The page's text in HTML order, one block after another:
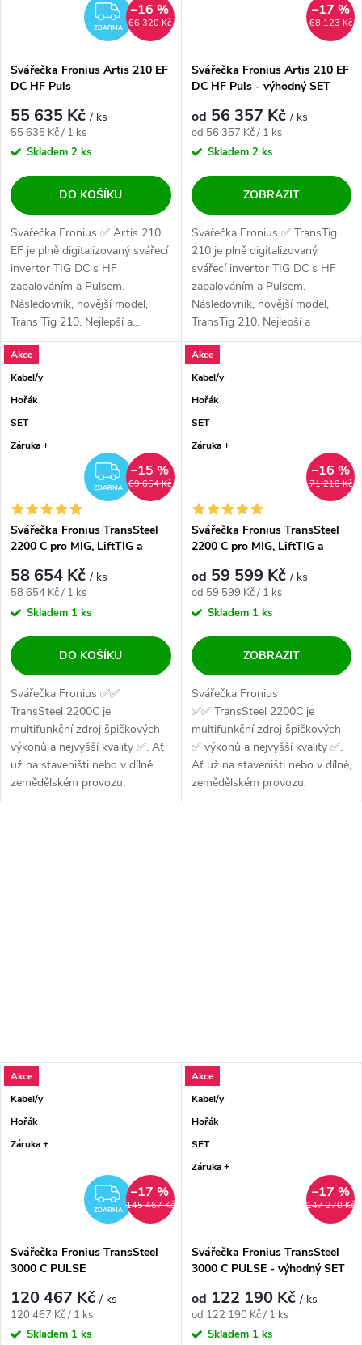
ZDARMA
ZDARMA 66 320 Kč
–16 %
Svářečka Fronius Artis 210 EF
DC HF Puls
55 635 Kč/ ks
Měrná cena:
55 635 Kč / 1 ks
Skladem 2 ks
DO KOŠÍKU
Svářečka Fronius ✅ Artis 210
EF je plně digitalizovaný svářecí
invertor TIG DC s HF
zapalováním a Pulsem.
Následovník, novější model,
Trans Tig 210. Nejlepší a...
68 123 Kč
–17 %
Svářečka Fronius Artis 210 EF
DC HF Puls - výhodný SET
od 56 357 Kč/ ks
Měrná cena:
od 56 357 Kč / 1 ks
Skladem 2 ks
ZOBRAZIT
Svářečka Fronius ✅ TransTig
210 je plně digitalizovaný
svářecí invertor TIG DC s HF
zapalováním a Pulsem.
Následovník, novější model,
TransTig 210. Nejlepší a
nejsilnější...
Akce
Kabel/y
Hořák
SET
Záruka +
ZDARMA
ZDARMA 69 654 Kč
–15 %
Svářečka Fronius TransSteel
2200 C pro MIG, LiftTIG a
58 654 Kč/ ks
Měrná cena:
58 654 Kč / 1 ks
Skladem 1 ks
DO KOŠÍKU
Svářečka Fronius ✅✅
TransSteel 2200C je
multifunkční zdroj špičkových
výkonů a nejvyšší kvality ✅. Ať
už na staveništi nebo v dílně,
zemědělském provozu,
kovozpracujícím...
Akce
Kabel/y
Hořák
SET
Záruka +
71 210 Kč
–16 %
Svářečka Fronius TransSteel
2200 C pro MIG, LiftTIG a
od 59 599 Kč/ ks
Měrná cena:
od 59 599 Kč / 1 ks
Skladem 1 ks
ZOBRAZIT
Svářečka Fronius
✅✅ TransSteel 2200C je
multifunkční zdroj špičkových
✅ výkonů a nejvyšší kvality ✅.
Ať už na staveništi nebo v dílně,
zemědělském provozu,
kovozpracujícím...
Akce
Kabel/y
Hořák
Záruka +
ZDARMA
ZDARMA 145 467 Kč
–17 %
Svářečka Fronius TransSteel
3000 C PULSE
120 467 Kč/ ks
Měrná cena:
120 467 Kč / 1 ks
Skladem 1 ks
Akce
Kabel/y
Hořák
SET
Záruka +
147 270 Kč
–17 %
Svářečka Fronius TransSteel
3000 C PULSE - výhodný SET
od 122 190 Kč/ ks
Měrná cena:
od 122 190 Kč / 1 ks
Skladem 1 ks